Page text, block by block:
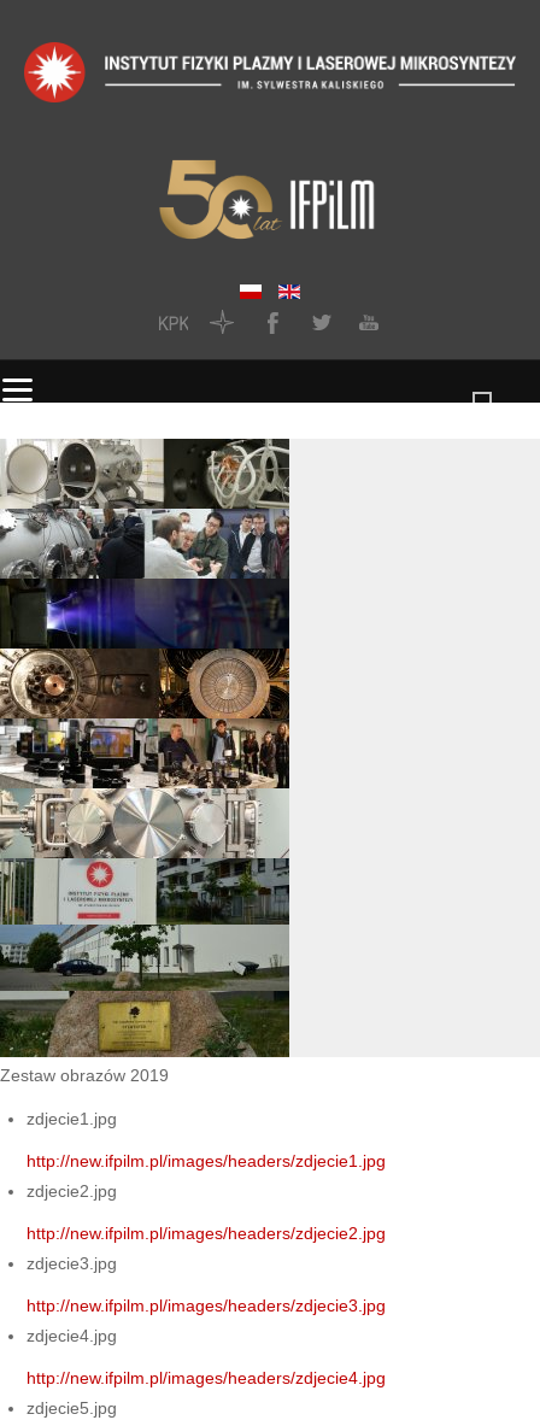
Zestaw obrazów 2019
zdjecie1.jpg
http://new.ifpilm.pl/images/headers/zdjecie1.jpg
zdjecie2.jpg
http://new.ifpilm.pl/images/headers/zdjecie2.jpg
zdjecie3.jpg
http://new.ifpilm.pl/images/headers/zdjecie3.jpg
zdjecie4.jpg
http://new.ifpilm.pl/images/headers/zdjecie4.jpg
zdjecie5.jpg